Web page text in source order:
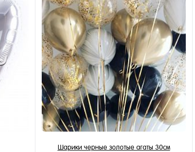
Шарики черные золотые агаты 30см